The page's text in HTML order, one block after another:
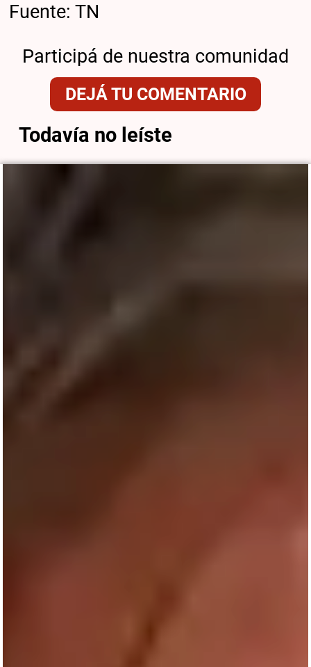
Fuente: TN
Participá de nuestra comunidad
DEJÁ TU COMENTARIO
Todavía no leíste